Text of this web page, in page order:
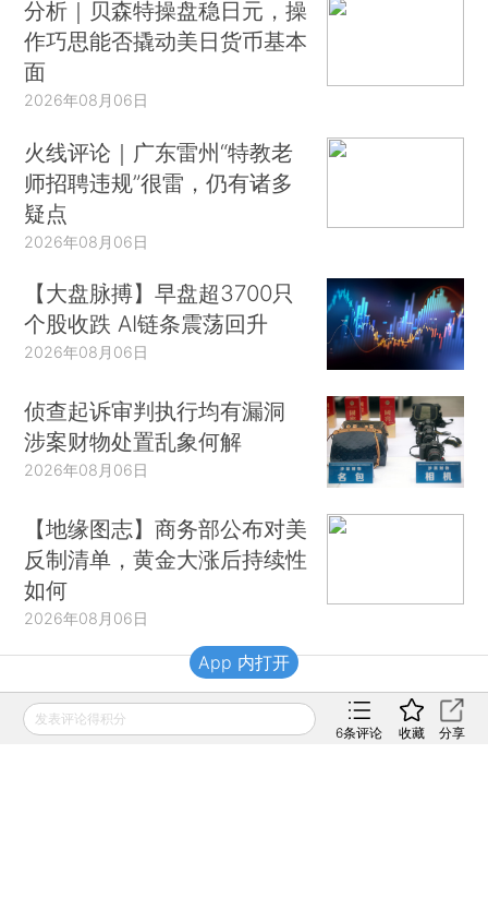
分析｜贝森特操盘稳日元，操
作巧思能否撬动美日货币基本
面
2026年08月06日
火线评论｜广东雷州“特教老
师招聘违规”很雷，仍有诸多
疑点
2026年08月06日
【大盘脉搏】早盘超3700只
个股收跌 AI链条震荡回升
2026年08月06日
侦查起诉审判执行均有漏洞
涉案财物处置乱象何解
2026年08月06日
【地缘图志】商务部公布对美
反制清单，黄金大涨后持续性
如何
2026年08月06日
财新移动
发表评论得积分
6条评论 收藏 分享
App 内打开